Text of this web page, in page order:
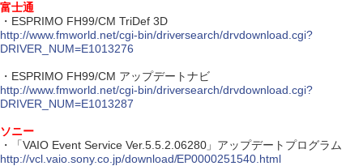
富士通
・ESPRIMO FH99/CM TriDef 3D
http://www.fmworld.net/cgi-bin/driversearch/drvdownload.cgi?
DRIVER_NUM=E1013276
・ESPRIMO FH99/CM アップデートナビ
http://www.fmworld.net/cgi-bin/driversearch/drvdownload.cgi?
DRIVER_NUM=E1013287
ソニー
・「VAIO Event Service Ver.5.5.2.06280」アップデートプログラム
http://vcl.vaio.sony.co.jp/download/EP0000251540.html